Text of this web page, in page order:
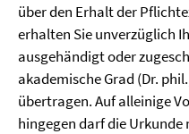
über den Erhalt der
erhalten Sie unverzüglich
ausgehändigt oder
akademische Grad (Dr.
übertragen. Auf alleinige
hingegen darf die